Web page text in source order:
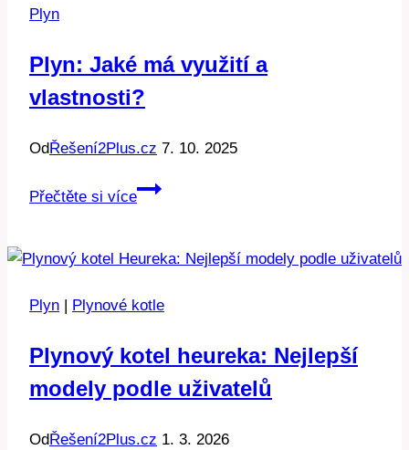
více?
Plyn
Plyn: Jaké má využití a
vlastnosti?
Od Řešení2Plus.cz 7. 10. 2025
Přečtěte si více
Plyn:
využití
vlastnosti?
Plyn Plynové kotle
Plynový kotel heureka: Nejlepší
modely podle uživatelů
Od Řešení2Plus.cz 1. 3. 2026